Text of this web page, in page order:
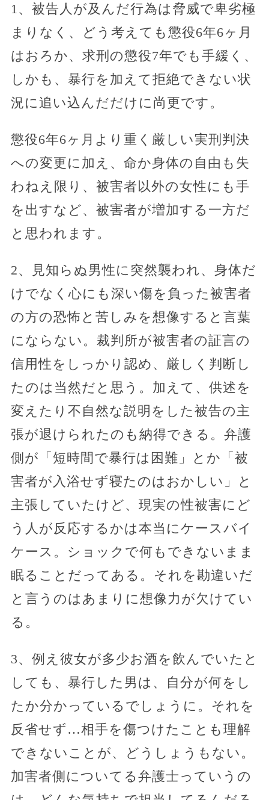
1、被告人が及んだ行為は脅威で卑劣極
まりなく、どう考えても懲役6年6ヶ月
はおろか、求刑の懲役7年でも手緩く、
しかも、暴行を加えて拒絶できない状
況に追い込んだだけに尚更です。
懲役6年6ヶ月より重く厳しい実刑判決
への変更に加え、命か身体の自由も失
わねえ限り、被害者以外の女性にも手
を出すなど、被害者が増加する一方だ
と思われます。
2、見知らぬ男性に突然襲われ、身体だ
けでなく心にも深い傷を負った被害者
の方の恐怖と苦しみを想像すると言葉
にならない。裁判所が被害者の証言の
信用性をしっかり認め、厳しく判断し
たのは当然だと思う。加えて、供述を
変えたり不自然な説明をした被告の主
張が退けられたのも納得できる。弁護
側が「短時間で暴行は困難」とか「被
害者が入浴せず寝たのはおかしい」と
主張していたけど、現実の性被害にど
う人が反応するかは本当にケースバイ
ケース。ショックで何もできないまま
眠ることだってある。それを勘違いだ
と言うのはあまりに想像力が欠けてい
る。
3、例え彼女が多少お酒を飲んでいたと
しても、暴行した男は、自分が何をし
たか分かっているでしょうに。それを
反省せず…相手を傷つけたことも理解
できないことが、どうしょうもない。
加害者側についてる弁護士っていうの